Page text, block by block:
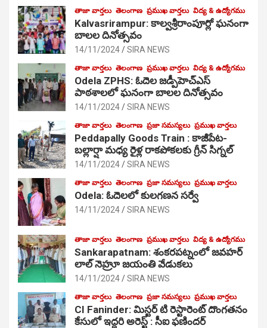
తాజా వార్తలు తెలంగాణ ప్రముఖ వార్తలు విద్య & ఉద్యోగము
Kalvasrirampur: కాల్వశ్రీరాంపూర్లో ఘనంగా
బాలల దినోత్సవం
14/11/2024 SIRA NEWS
తాజా వార్తలు తెలంగాణ ప్రముఖ వార్తలు విద్య & ఉద్యోగము
Odela ZPHS: ఓదెల జ‌డ్పీహెచ్ఎస్
పాఠ‌శాల‌లో ఘనంగా బాలల దినోత్సవం
14/11/2024 SIRA NEWS
తాజా వార్తలు తెలంగాణ ప్రజా సమస్యలు ప్రముఖ వార్తలు
Peddapally Goods Train : కాజీపేట-
బల్లార్షా మధ్య రైళ్ల రాకపోకలకు గ్రీన్ సిగ్నల్
14/11/2024 SIRA NEWS
తాజా వార్తలు తెలంగాణ ప్రజా సమస్యలు ప్రముఖ వార్తలు
Odela: ఓదెలలో కులగణన సర్వే
14/11/2024 SIRA NEWS
తాజా వార్తలు తెలంగాణ ప్రముఖ వార్తలు విద్య & ఉద్యోగము
Sankarapatnam: శంకరపట్నంలో జవహర్
లాల్ నెహ్రూ జయంతి వేడుకలు
14/11/2024 SIRA NEWS
తాజా వార్తలు తెలంగాణ ప్రజా సమస్యలు ప్రముఖ వార్తలు
CI Faninder: మిస్టర్ టి రెస్టారెంట్ దొంగతనం
కేసులో ఇద్దరి అరెస్ట్ : సీఐ ఫణిందర్